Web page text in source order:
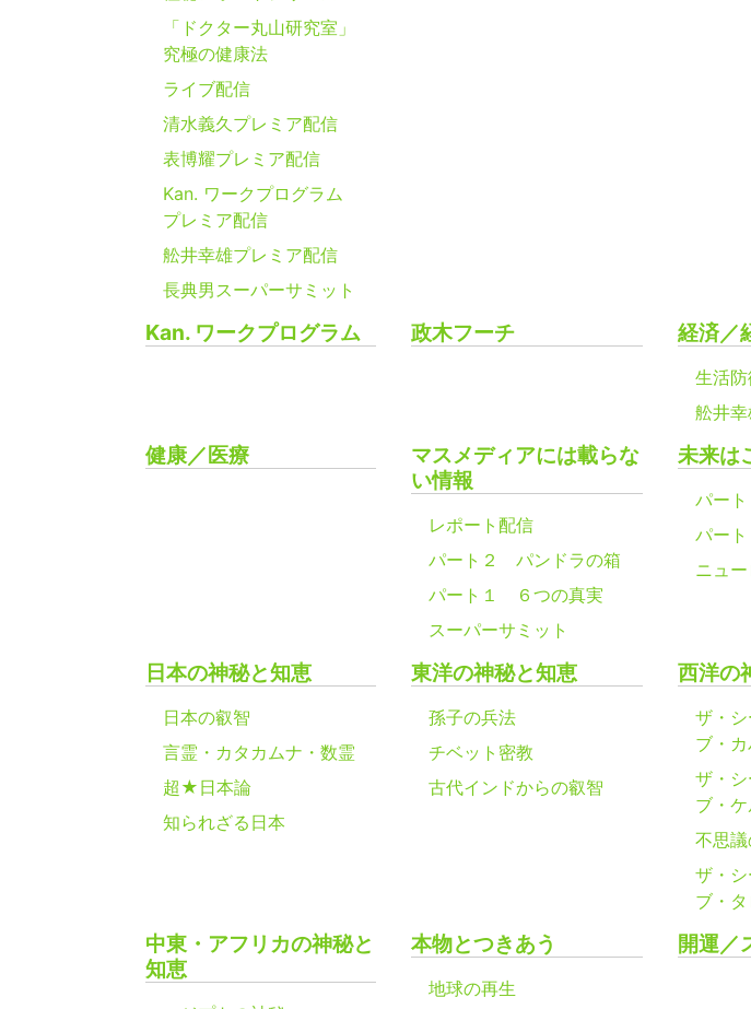
「ドクター丸山研究室」
究極の健康法
ライブ配信
清水義久プレミア配信
表博耀プレミア配信
Kan. ワークプログラム
プレミア配信
舩井幸雄プレミア配信
長典男スーパーサミット
Kan. ワークプログラム 政木フーチ 経済／
生活
舩井
健康／医療
マスメディアには載らな
い情報
レポート配信
パート２ パンドラの箱
パート１ ６つの真実
スーパーサミット
未来は
パー
パー
ニュ
日本の神秘と知恵
日本の叡智
言霊・カタカムナ・数霊
超★日本論
知られざる日本
東洋の神秘と知恵
孫子の兵法
チベット密教
古代インドからの叡智
西洋の
ザ・
ブ・カ
ザ・
ブ・ケ
不思
ザ・
ブ・
中東・アフリカの神秘と
知恵
本物とつきあう
地球の再生
開運／